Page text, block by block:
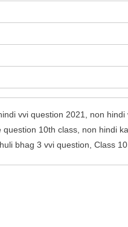
vvi question 2021, non
10th class, non hindi
bhag 3 vvi question, Class